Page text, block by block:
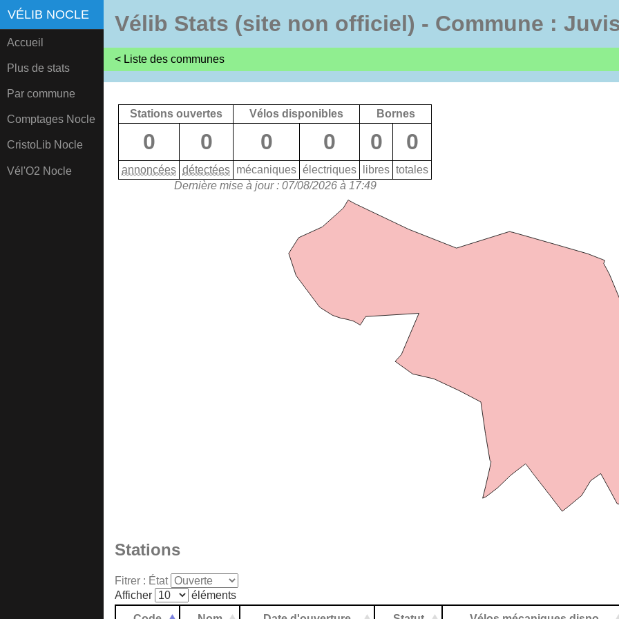
VÉLIB NOCLE
Accueil
Plus de stats
Par commune
Comptages Nocle
CristoLib Nocle
Vél'O2 Nocle
Vélib Stats (site non officiel) - Commune :
< Liste des communes
Stations ouvertes Vélos disponibles Bornes
0 0 0 0 0 0
annoncées détectées mécaniques électriques libres totales
Dernière mise à jour : 07/08/2026 à 17:49
Stations
Fitrer : État
Afficher
éléments